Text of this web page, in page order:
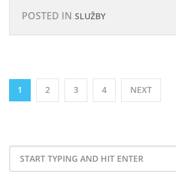
POSTED IN SLUŽBY
Stránkování
1 2 3 4 NEXT
Search
for